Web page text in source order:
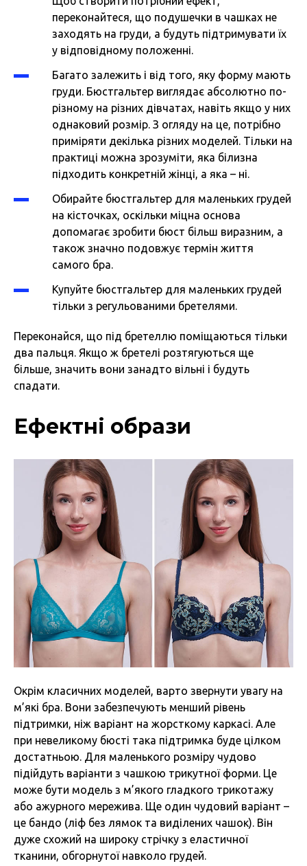
переконайтеся, що подушечки в чашках не
заходять на груди, а будуть підтримувати їх
у відповідному положенні.
Багато залежить і від того, яку форму мають
груди. Бюстгальтер виглядає абсолютно по-
різному на різних дівчатах, навіть якщо у них
однаковий розмір. З огляду на це, потрібно
приміряти декілька різних моделей. Тільки на
практиці можна зрозуміти, яка білизна
підходить конкретній жінці, а яка – ні.
Обирайте бюстгальтер для маленьких грудей
на кісточках, оскільки міцна основа
допомагає зробити бюст більш виразним, а
також значно подовжує термін життя
самого бра.
Купуйте бюстгальтер для маленьких грудей
тільки з регульованими бретелями.
Переконайся, що під бретеллю поміщаються тільки
два пальця. Якщо ж бретелі розтягуються ще
більше, значить вони занадто вільні і будуть
спадати.
Ефектні образи
Окрім класичних моделей, варто звернути увагу на
м’які бра. Вони забезпечують менший рівень
підтримки, ніж варіант на жорсткому каркасі. Але
при невеликому бюсті така підтримка буде цілком
достатньою. Для маленького розміру чудово
підійдуть варіанти з чашкою трикутної форми. Це
може бути модель з м’якого гладкого трикотажу
або ажурного мережива. Ще один чудовий варіант –
це бандо (ліф без лямок та виділених чашок). Він
дуже схожий на широку стрічку з еластичної
тканини, обгорнутої навколо грудей.